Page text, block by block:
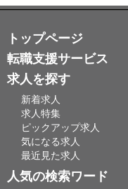
トップページ
転職支援サービス
求人を探す
新着求人
求人特集
ピックアップ求人
気になる求人
最近見た求人
人気の検索ワード